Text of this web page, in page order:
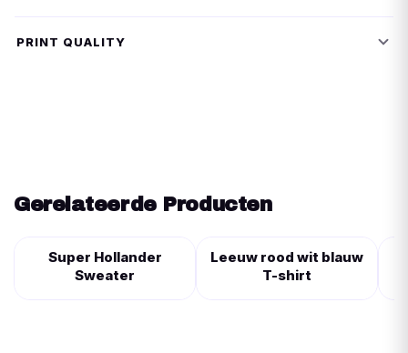
PRINT QUALITY
Gerelateerde Producten
Super Hollander
Sweater
Leeuw rood wit blauw
T-shirt